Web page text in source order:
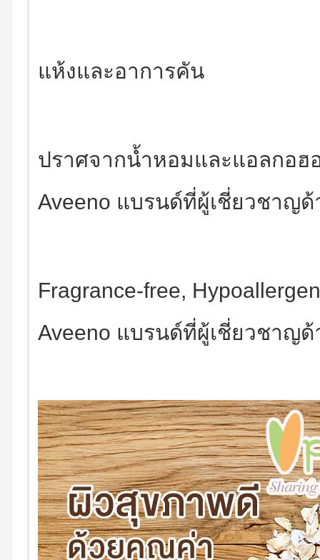
แห้งและอาการคัน
ปราศจากน้ำหอมและแอลกอฮ
Aveeno แบรนด์ที่ผู้เชี่ยวชาญ
Fragrance-free,
Aveeno แบรนด์ที่ผู้เชี่ยวชาญ